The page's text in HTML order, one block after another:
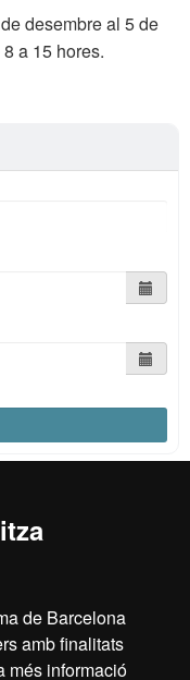
de Barcelona
amb finalitats
més informació
desembre al 5 de
a 15 hores.